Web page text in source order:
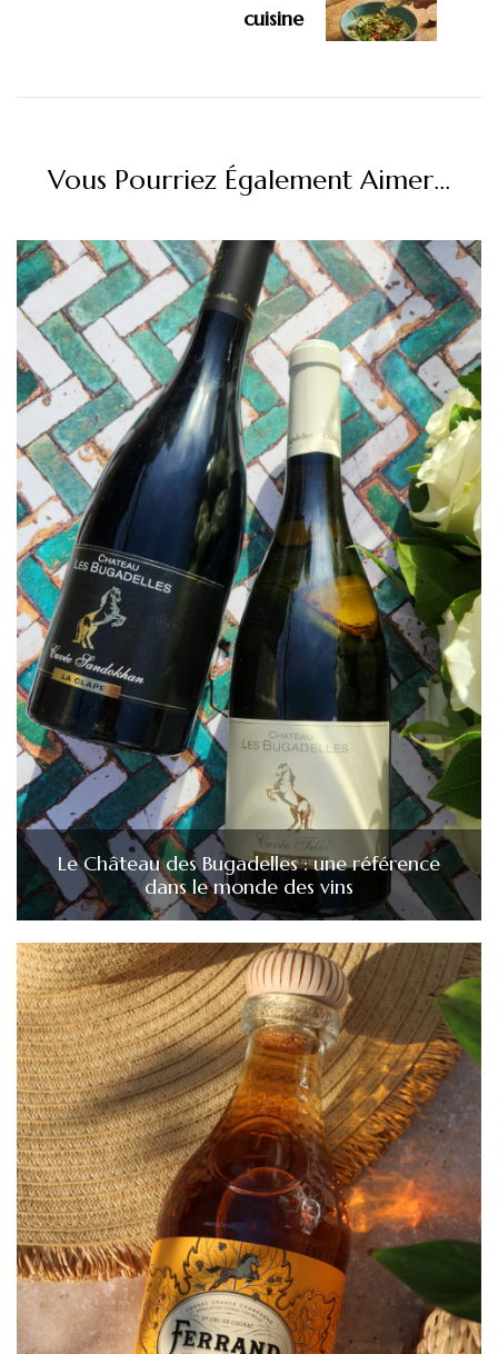
cuisine
Vous Pourriez Également Aimer...
Le Château des Bugadelles : une référence
dans le monde des vins